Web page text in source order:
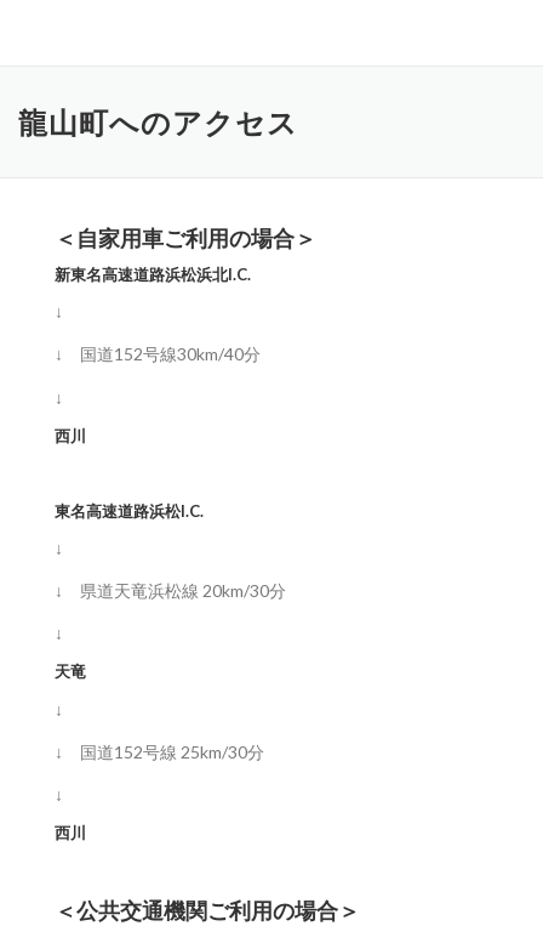
龍山町へのアクセス
＜自家用車ご利用の場合＞
新東名高速道路浜松浜北I.C.
↓
↓ 国道152号線30km/40分
↓
西川
東名高速道路浜松I.C.
↓
↓ 県道天竜浜松線 20km/30分
↓
天竜
↓
↓ 国道152号線 25km/30分
↓
西川
＜公共交通機関ご利用の場合＞